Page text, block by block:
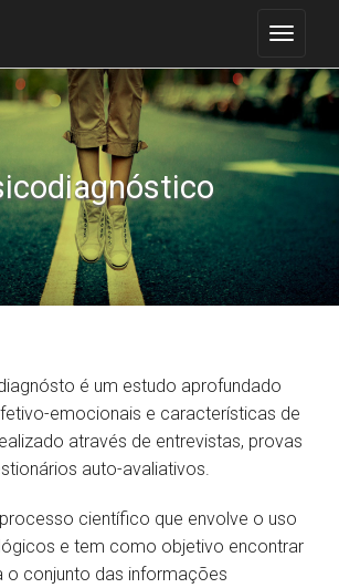
é um estudo aprofundado
emocionais e características de
através de entrevistas, provas
auto-avaliativos.
científico que envolve o uso
e tem como objetivo encontrar
o conjunto das informações